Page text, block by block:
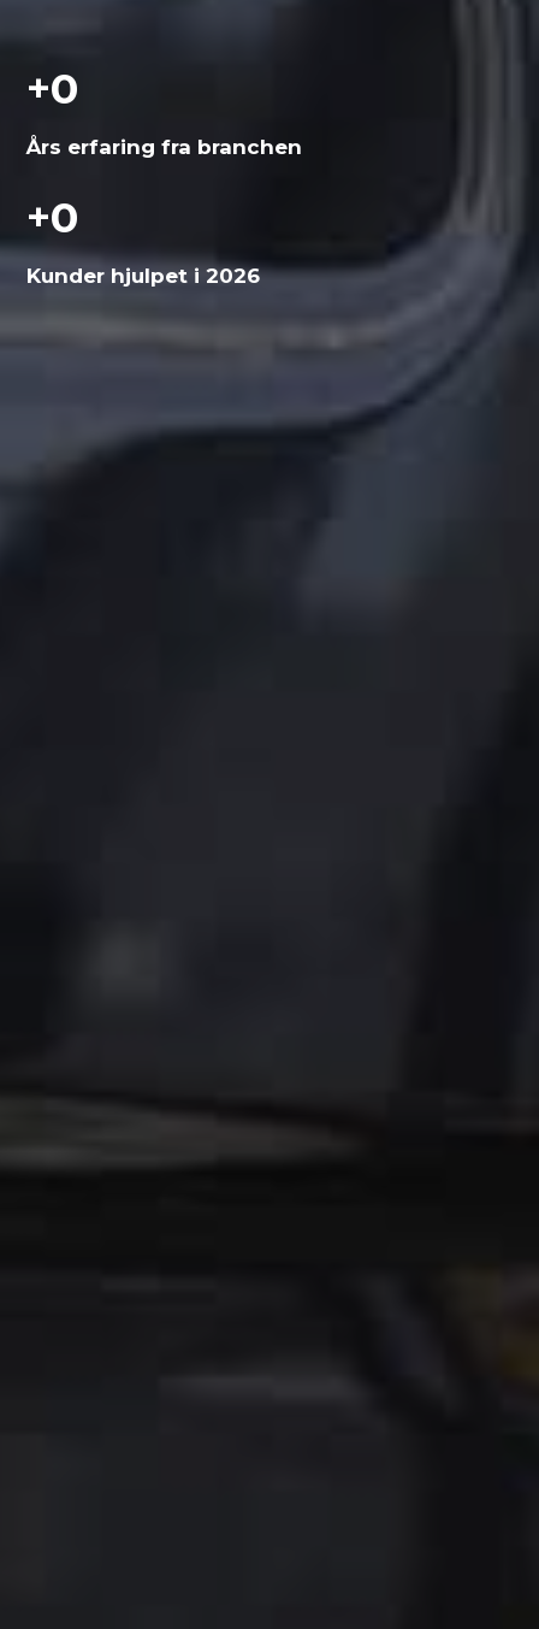
+0
Års erfaring fra branchen
+0
Kunder hjulpet i 2026
Vi vender tilbage hurtigst muligt.